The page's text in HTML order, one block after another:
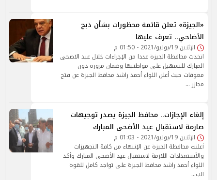
«الجيزة» تعلن قائمة محظورات بشأن ذبح
الأضاحي.. تعرف عليها
الإثنين 19/يوليو/2021 - 01:50 م
اتخذت محافظة الجيزة عددا من الإجراءات خلال عيد الاضحى
المبارك للتسهيل علي مواطنيها وضمان مروره دون
معوقات حيث أعلن اللواء أحمد راشد محافظ الجيزة عن فتح
مجازر …
إلغاء الإجازات.. محافظ الجيزة يصدر توجيهات
صارمة لاستقبال عيد الأضحى المبارك
الإثنين 19/يوليو/2021 - 01:03 م
أعلنت محافظة الجيزة عن الإنتهاء من كافة التجهيزات
والأستعدادات اللازمة لاستقبال عيد الأضحي المبارك وأكد
اللواء أحمد راشد محافظ الجيزة على تواجد كامل للقوة
الب…